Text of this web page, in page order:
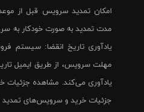
امکان تمدید سرویس قبل از
مدت تمدید به صورت خودکار به
مهلت سرویس، از طریق ایمیل
یادآوری می‌کند. مشاهده جزئیات
جزئیات خرید و سرویس‌های تمدید